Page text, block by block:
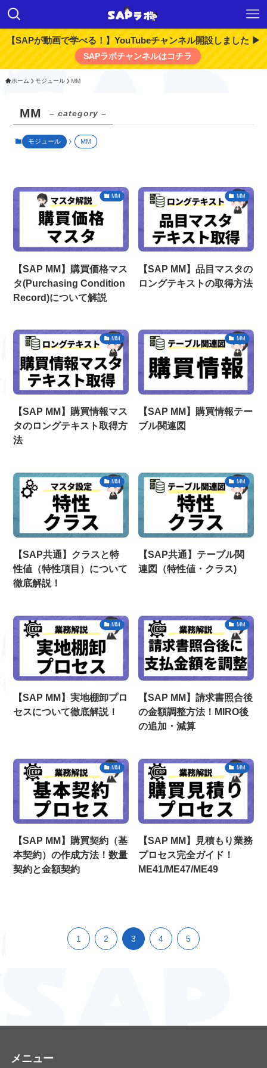
【SAPが動画で学べる！】YouTubeチャンネル開設しました ▶
SAPラボチャンネルはコチラ
ホーム モジュール MM
MM – category –
モジュール MM
MM
【SAP MM】購買価格マス
タ(Purchasing Condition
Record)について解説
MM
【SAP MM】品目マスタの
ロングテキストの取得方法
MM
【SAP MM】購買情報マス
タのロングテキスト取得方
法
MM
【SAP MM】購買情報テー
ブル関連図
MM
【SAP共通】クラスと特
性値（特性項目）について
徹底解説！
MM
【SAP共通】テーブル関
連図（特性値・クラス)
MM
【SAP MM】実地棚卸プロ
セスについて徹底解説！
MM
【SAP MM】請求書照合後
の金額調整方法！MIRO後
の追加・減算
MM
【SAP MM】購買契約（基
本契約）の作成方法！数量
契約と金額契約
MM
【SAP MM】見積もり業務
プロセス完全ガイド！
ME41/ME47/ME49
1 2 3 4 5
メニュー